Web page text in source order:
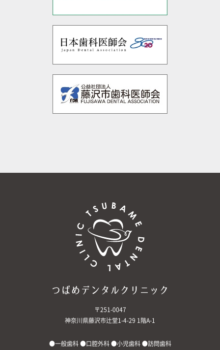
〒251-0047
神奈川県藤沢市辻堂1-4-29 1階A-1
●一般歯科 ●口腔外科 ●小児歯科 ●訪問歯科